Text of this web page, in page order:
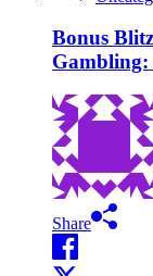
Bonus
Gambling:
Share